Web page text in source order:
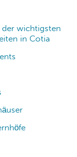
wichtigsten
in Cotia